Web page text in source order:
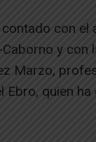
con el
y
Marzo,
Ebro, quien